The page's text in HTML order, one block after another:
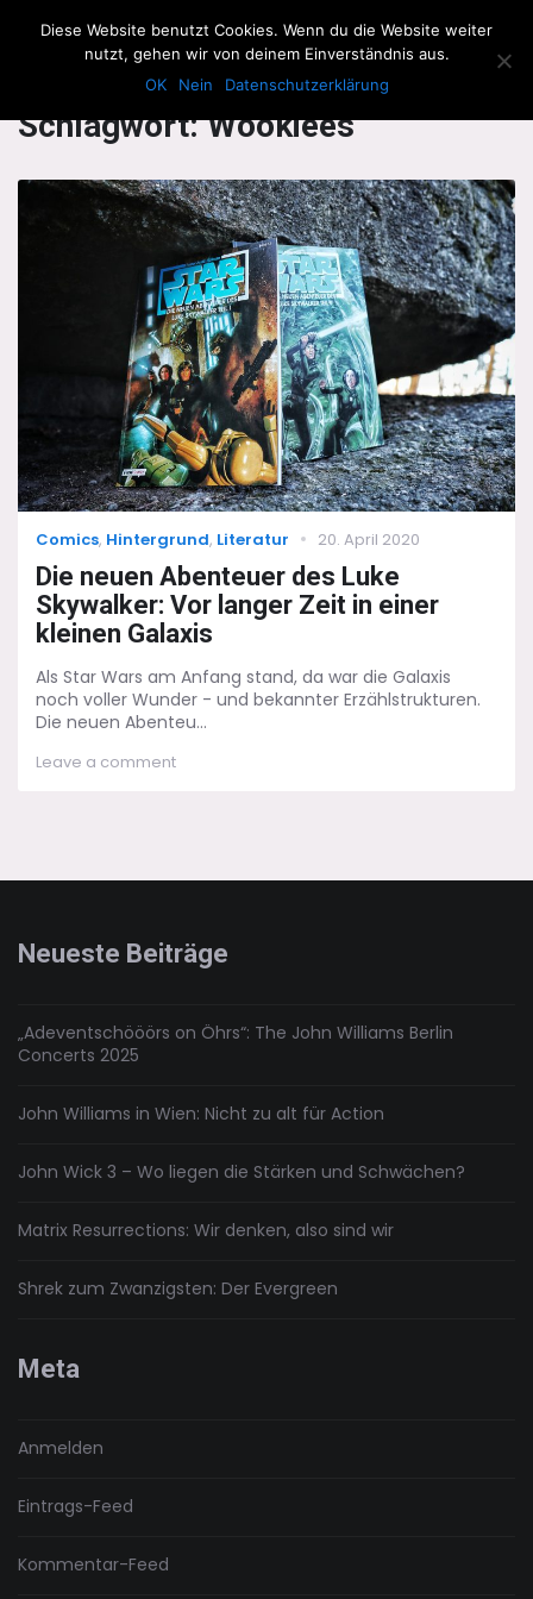
The Howling Men
Schlagwort:Wookiees
Categories
Comics, Hintergrund, Literatur
Posted
20. April 2020
Die neuen Abenteuer des Luke
Skywalker: Vor langer Zeit in einer
kleinen Galaxis
Als Star Wars am Anfang stand, da war die Galaxis
noch voller Wunder - und bekannter Erzählstrukturen.
Die neuen Abenteu...
Leave a commenton
Zeit
Galaxis
Neueste Beiträge
„Adeventschööörs on Öhrs“: The John Williams Berlin
Concerts 2025
John Williams in Wien: Nicht zu alt für Action
John Wick 3 – Wo liegen die Stärken und Schwächen?
Matrix Resurrections: Wir denken, also sind wir
Shrek zum Zwanzigsten: Der Evergreen
Meta
Anmelden
Eintrags-Feed
Kommentar-Feed
Diese Website benutzt Cookies. Wenn du die Website weiter
nutzt, gehen wir von deinem Einverständnis aus.
OK
Nein Datenschutzerklärung